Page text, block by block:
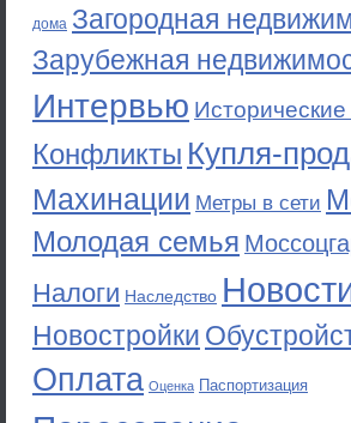
дома Загородная
Зарубежная
Интервью Исторические
Конфликты Купля-
Махинации Метры в сети
Молодая семья
Налоги Наследство
Новостройки
Оплата Оценка Паспортизация